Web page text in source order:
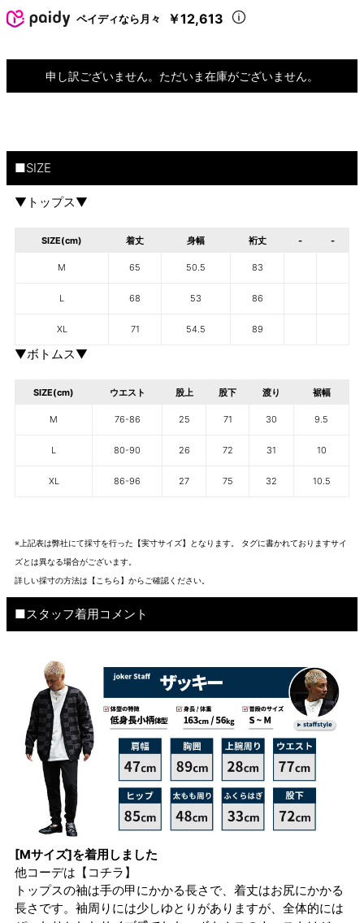
ペイディなら月々 ￥12,613
申し訳ございません。ただいま在庫がございません。
■SIZE
▼トップス▼
SIZE(cm) 着丈 身幅 裄丈 - -
M 65 50.5 83
L 68 53 86
XL 71 54.5 89
▼ボトムス▼
SIZE(cm) ウエスト 股上 股下 渡り 裾幅
M 76-86 25 71 30 9.5
L 80-90 26 72 31 10
XL 86-96 27 75 32 10.5
※上記表は弊社にて採寸を行った【実寸サイズ】となります。 タグに書かれておりますサイ
ズとは異なる場合がございます。
詳しい採寸の方法は 【こちら】から ご確認ください。
■スタッフ着用コメント
[Mサイズ]を着用しました
他コーデは 【コチラ】
トップスの袖は手の甲にかかる長さで、着丈はお尻にかかる
長さです。袖周りには少しゆとりがありますが、全体的には